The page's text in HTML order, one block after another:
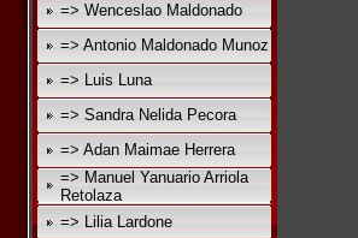
=> Wenceslao Maldonado
=> Antonio Maldonado Munoz
=> Luis Luna
=> Sandra Nelida Pecora
=> Adan Maimae Herrera
=> Manuel Yanuario Arriola
Retolaza
=> Lilia Lardone